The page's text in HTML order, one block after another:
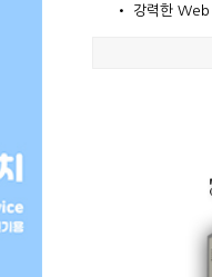
• 강력한 Web